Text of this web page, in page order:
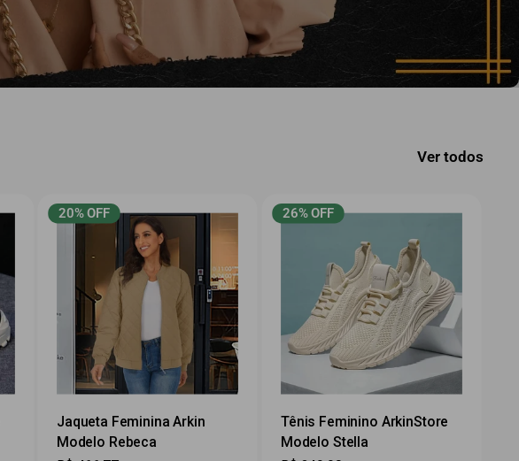
Ver todos
20% OFF
Jaqueta Feminina Arkin
Modelo Rebeca
26% OFF
Tênis Feminino ArkinStore
Modelo Stella